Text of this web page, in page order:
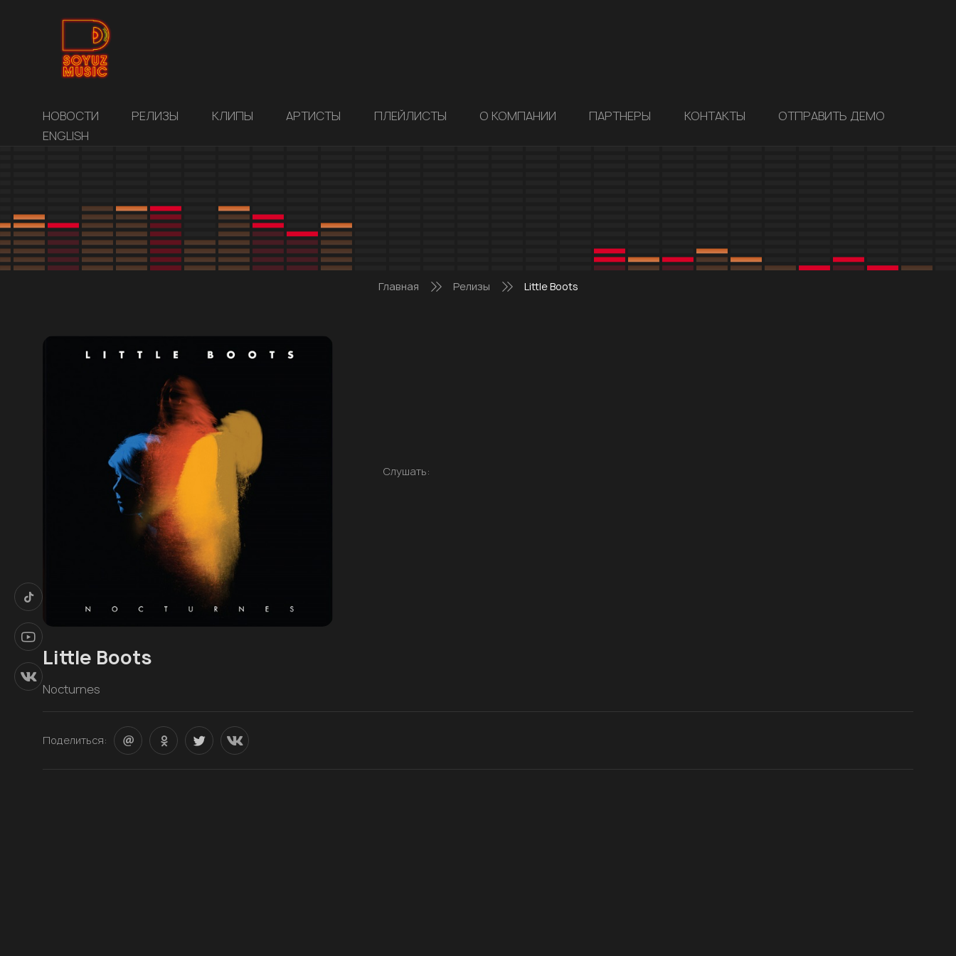
НОВОСТИ РЕЛИЗЫ КЛИПЫ АРТИСТЫ ПЛЕЙЛИСТЫ О КОМПАНИИ ПАРТНЕРЫ КОНТАКТЫ
ОТПРАВИТЬ ДЕМО
ENGLISH
Главная Релизы Little Boots
Слушать:
Little Boots
Nocturnes
Поделиться: